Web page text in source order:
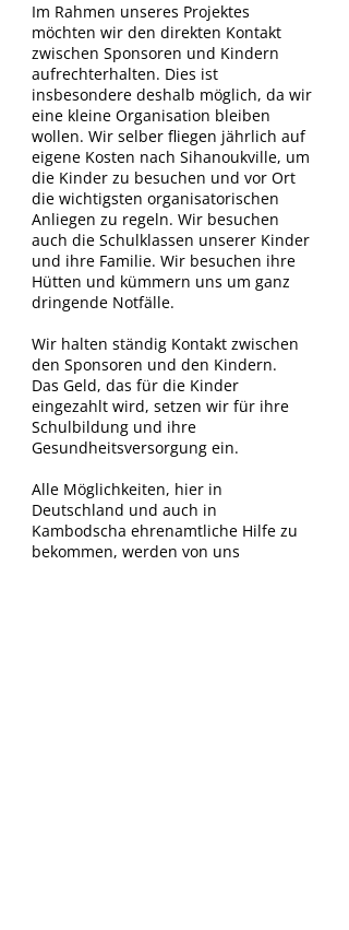
Im Rahmen unseres Projektes
möchten wir den direkten Kontakt
zwischen Sponsoren und Kindern
aufrechterhalten. Dies ist
insbesondere deshalb möglich, da wir
eine kleine Organisation bleiben
wollen. Wir selber fliegen jährlich auf
eigene Kosten nach Sihanoukville, um
die Kinder zu besuchen und vor Ort
die wichtigsten organisatorischen
Anliegen zu regeln. Wir besuchen
auch die Schulklassen unserer Kinder
und ihre Familie. Wir besuchen ihre
Hütten und kümmern uns um ganz
dringende Notfälle.
Wir halten ständig Kontakt zwischen
den Sponsoren und den Kindern.
Das Geld, das für die Kinder
eingezahlt wird, setzen wir für ihre
Schulbildung und ihre
Gesundheitsversorgung ein.
Alle Möglichkeiten, hier in
Deutschland und auch in
Kambodscha ehrenamtliche Hilfe zu
bekommen, werden von uns